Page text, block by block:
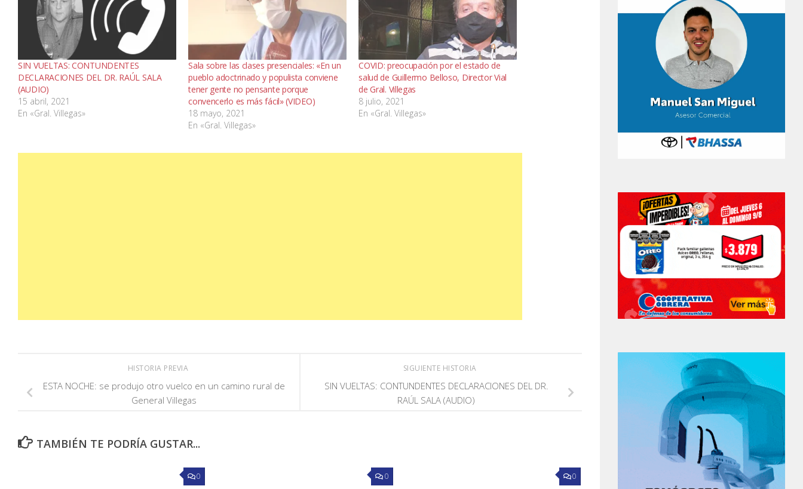
SIN VUELTAS: CONTUNDENTES
DECLARACIONES DEL DR. RAÚL SALA
(AUDIO)
15 abril, 2021
En «Gral. Villegas»
Sala sobre las clases presenciales: «En un
pueblo adoctrinado y populista conviene
tener gente no pensante porque
convencerlo es más fácil» (VIDEO)
18 mayo, 2021
En «Gral. Villegas»
COVID: preocupación por el estado de
salud de Guillermo Belloso, Director Vial
de Gral. Villegas
8 julio, 2021
En «Gral. Villegas»
SIGUIENTE HISTORIA
SIN VUELTAS: CONTUNDENTES DECLARACIONES DEL DR.
RAÚL SALA (AUDIO)
HISTORIA PREVIA
ESTA NOCHE: se produjo otro vuelco en un camino rural de
General Villegas
TAMBIÉN TE PODRÍA GUSTAR...
0 0 0